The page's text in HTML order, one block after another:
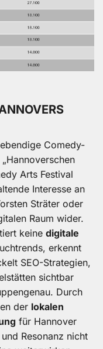
Comedy-
Arts Festival
Interesse an
Sträter oder
Raum wider.
keine digitale
erkennt
SEO-Strategien,
sichtbar
Durch
der lokalen
für Hannover
Resonanz nicht